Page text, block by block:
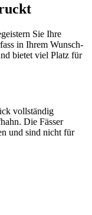
Sie Ihre
in Ihrem Wunsch-
bietet viel Platz für
vollständig
Die Fässer
und sind nicht für